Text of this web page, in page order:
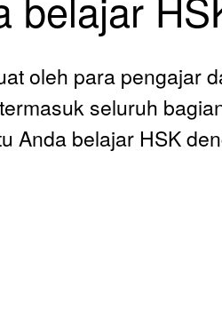
oleh para pengajar
seluruh
Anda belajar HSK